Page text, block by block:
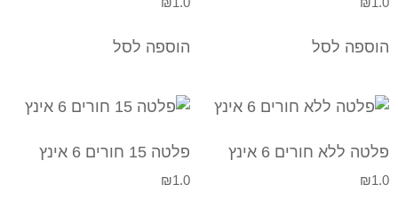
הוספה לסל הוספה לסל
פלטה ללא חורים 6 אינץ
₪1.0
פלטה 15 חורים 6 אינץ
₪1.0